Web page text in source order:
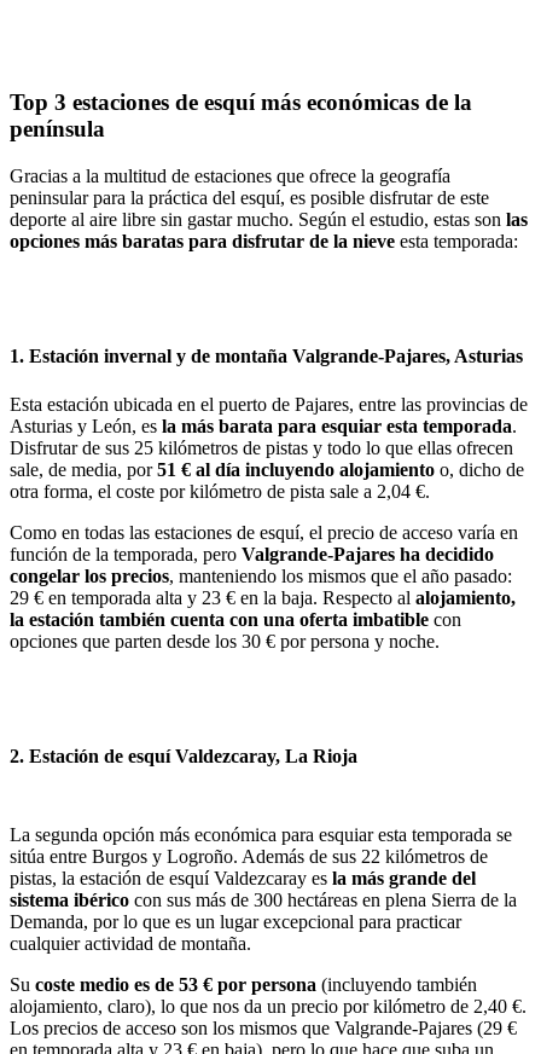
Top 3 estaciones de esquí más económicas de la
península
Gracias a la multitud de estaciones que ofrece la geografía
peninsular para la práctica del esquí, es posible disfrutar de este
deporte al aire libre sin gastar mucho. Según el estudio, estas son las
opciones más baratas para disfrutar de la nieve esta temporada:
1. Estación invernal y de montaña Valgrande-Pajares, Asturias
Esta estación ubicada en el puerto de Pajares, entre las provincias de
Asturias y León, es la más barata para esquiar esta temporada.
Disfrutar de sus 25 kilómetros de pistas y todo lo que ellas ofrecen
sale, de media, por51 € al día incluyendo alojamiento o, dicho de
otra forma, el coste por kilómetro de pista sale a 2,04 €.
Como en todas las estaciones de esquí, el precio de acceso varía en
función de la temporada, pero Valgrande-Pajares ha decidido
congelar los precios, manteniendo los mismos que el año pasado:
29 € en temporada alta y 23 € en la baja. Respecto al alojamiento,
la estación también cuenta con una oferta imbatible con
opciones que parten desde los 30 € por persona y noche.
2. Estación de esquí Valdezcaray, La Rioja
La segunda opción más económica para esquiar esta temporada se
sitúa entre Burgos y Logroño. Además de sus 22 kilómetros de
pistas, la estación de esquí Valdezcaray es la más grande del
sistema ibérico con sus más de 300 hectáreas en plena Sierra de la
Demanda, por lo que es un lugar excepcional para practicar
cualquier actividad de montaña.
Su coste medio es de 53 € por persona (incluyendo también
alojamiento, claro), lo que nos da un precio por kilómetro de 2,40 €.
Los precios de acceso son los mismos que Valgrande-Pajares (29 €